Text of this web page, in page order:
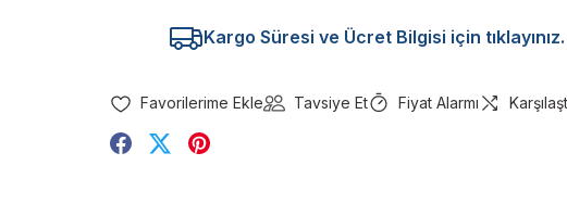
Kargo Süresi ve Ücret Bilgisi için tıklayınız.
Tavsiye Et Fiyat Alarmı